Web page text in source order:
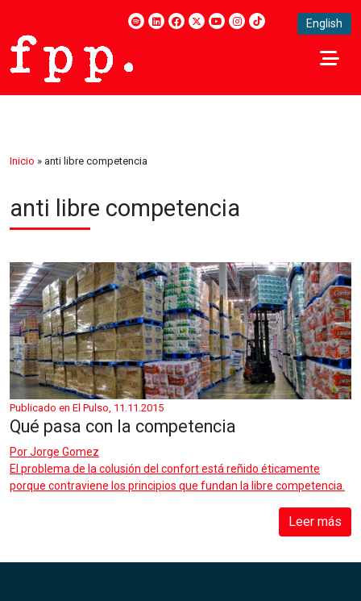
English
Inicio » anti libre competencia
anti libre competencia
Publicado en El Pulso, 11.11.2015
Qué pasa con la competencia
PorJorge Gomez
El problema de la colusión del confort está reñido éticamente
porque contraviene los principios que fundan la libre competencia.
Leer más